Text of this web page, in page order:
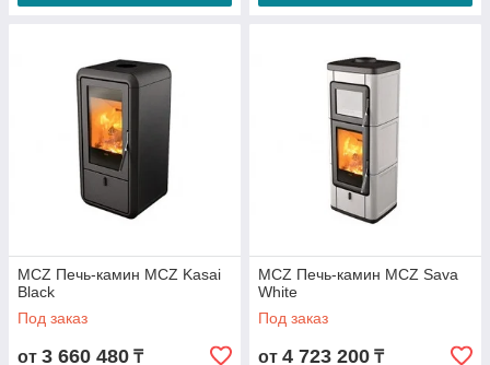
MCZ Печь-камин MCZ Kasai
Black
Под заказ
от 3 660 480 ₸
MCZ Печь-камин MCZ Sava
White
Под заказ
от 4 723 200 ₸